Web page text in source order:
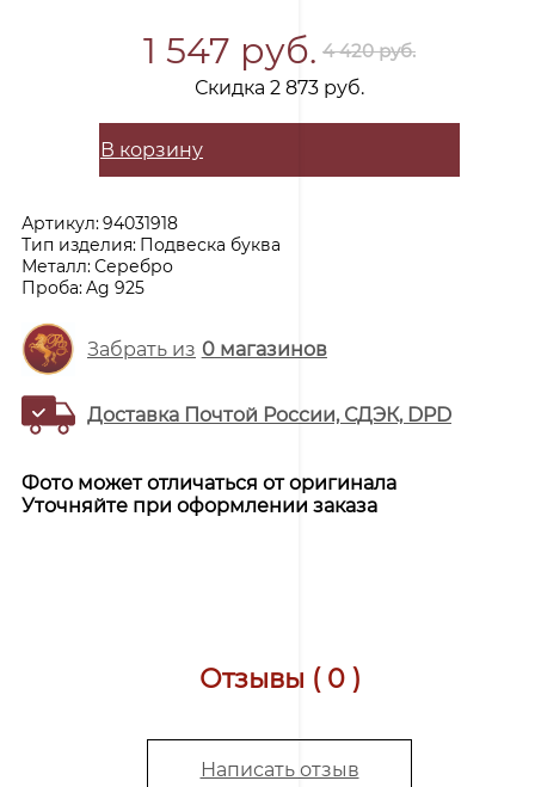
1 547 руб. 4 420 руб.
Скидка 2 873 руб.
В корзину
Артикул:94031918
Тип изделия: Подвеска буква
Металл:Серебро
Проба:Ag 925
Забрать из 0магазинов
Доставка Почтой России, СДЭК, DPD
Фото может отличаться от оригинала
Уточняйте при оформлении заказа
Отзывы ( 0 )
Написать отзыв